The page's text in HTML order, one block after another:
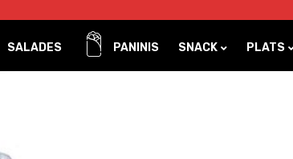
SE CONNECTER
Mot de passe perdu ?
SALADES PANINIS SNACK PLATS